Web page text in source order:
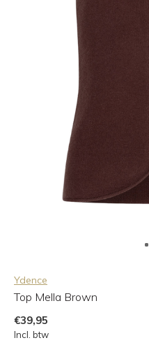
Ydence
Top Mella Brown
€39,95
Incl. btw